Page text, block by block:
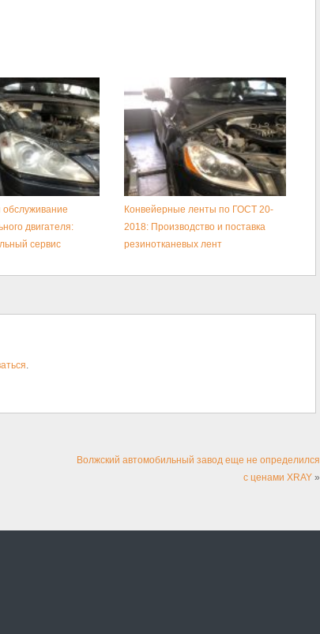
двигателя:
сервис
Конвейерные ленты по ГОСТ 20-
2018: Производство и поставка
резинотканевых лент
Волжский автомобильный завод еще не определился
с ценами XRAY »